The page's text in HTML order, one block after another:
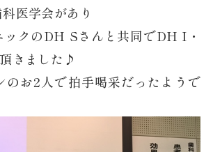
医学会があり
ックのDH Sさんと共同でDH I・
きました♪
のお2人で拍手喝采だったようで